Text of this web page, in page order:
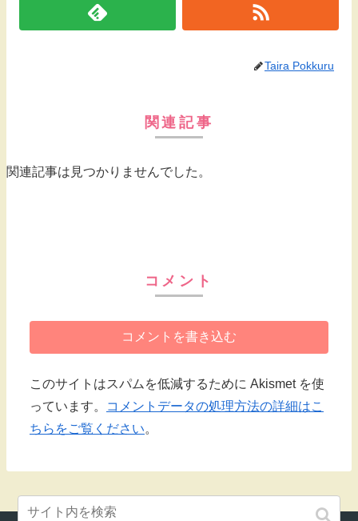
Taira Pokkuru
関連記事
関連記事は見つかりませんでした。
コメント
コメントを書き込む
このサイトはスパムを低減するために Akismet を使
っています。
コメントデータの処理方法の詳細はこ
ちらをご覧ください。